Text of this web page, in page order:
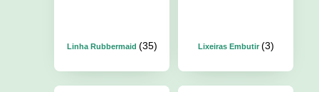
Linha Rubbermaid (35) Lixeiras Embutir (3)